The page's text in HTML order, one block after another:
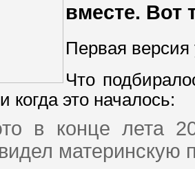
вместе. Вот
Первая версия
Что
когда это началось:
в конце лета
материнскую